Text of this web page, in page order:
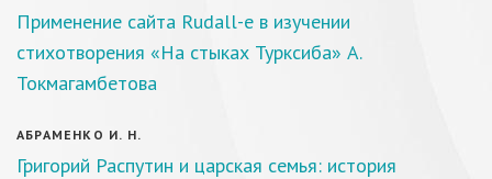
Применение сайта Rudall-e в изучении
стихотворения «На стыках Турксиба» А.
Токмагамбетова
АБРАМЕНКО И. Н.
Григорий Распутин и царская семья: история